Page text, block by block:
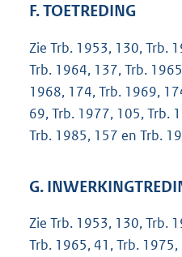
F. TOETREDING
Zie Trb. 1953, 130, Trb.
Trb. 1964, 137, Trb.
1968, 174, Trb. 1969,
69, Trb. 1977, 105, Trb.
Trb. 1985, 157 en Trb.
G.
Zie Trb. 1953, 130, Trb.
Trb. 1965, 41, Trb.